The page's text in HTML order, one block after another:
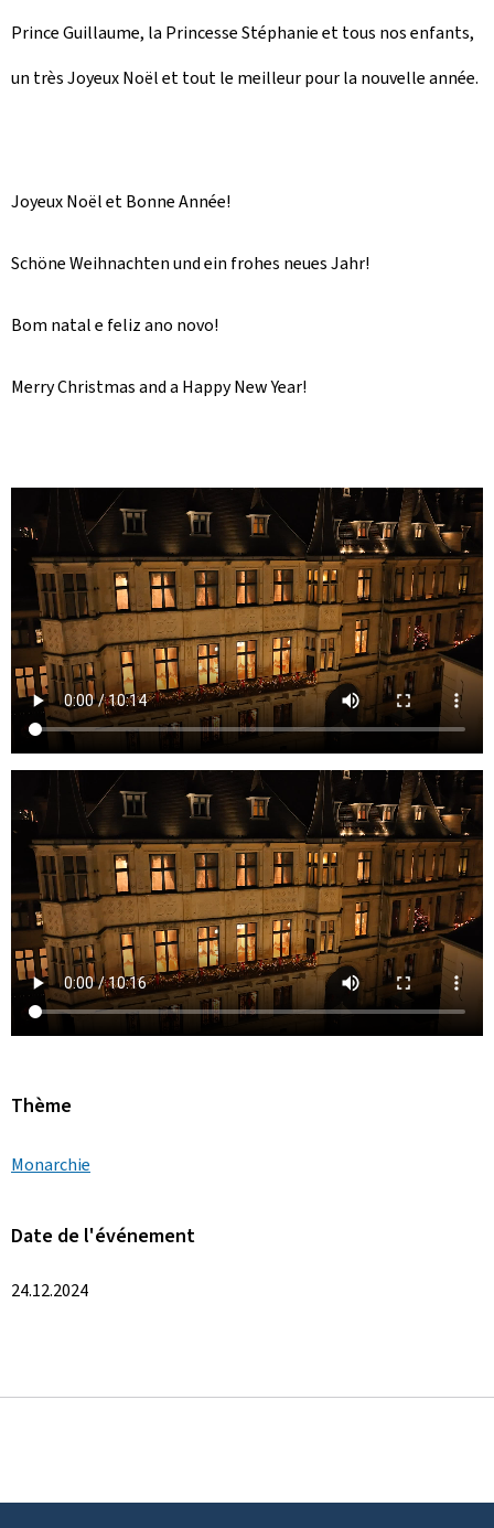
Prince Guillaume, la Princesse Stéphanie et tous nos enfants,
un très Joyeux Noël et tout le meilleur pour la nouvelle année.
Joyeux Noël et Bonne Année!
Schöne Weihnachten und ein frohes neues Jahr!
Bom natal e feliz ano novo!
Merry Christmas and a Happy New Year!
Thème
Monarchie
Date de l'événement
24.12.2024